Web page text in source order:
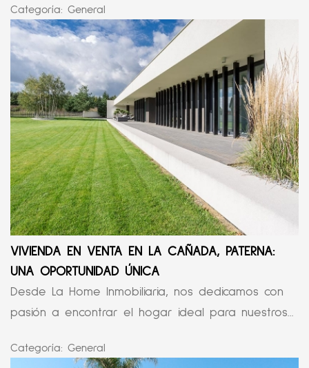
Categoría: General
VIVIENDA EN VENTA EN LA CAÑADA, PATERNA:
UNA OPORTUNIDAD ÚNICA
Desde La Home Inmobiliaria, nos dedicamos con
pasión a encontrar el hogar ideal para nuestros...
Categoría: General